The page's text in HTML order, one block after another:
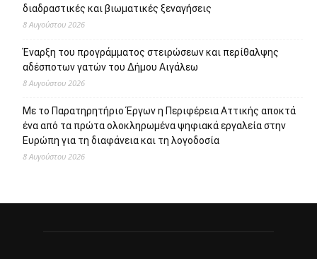
διαδραστικές και βιωματικές ξεναγήσεις
8 Αυγούστου 2026
Έναρξη του προγράμματος στειρώσεων και περίθαλψης
αδέσποτων γατών του Δήμου Αιγάλεω
8 Αυγούστου 2026
Με το Παρατηρητήριο Έργων η Περιφέρεια Αττικής αποκτά
ένα από τα πρώτα ολοκληρωμένα ψηφιακά εργαλεία στην
Ευρώπη για τη διαφάνεια και τη λογοδοσία
8 Αυγούστου 2026